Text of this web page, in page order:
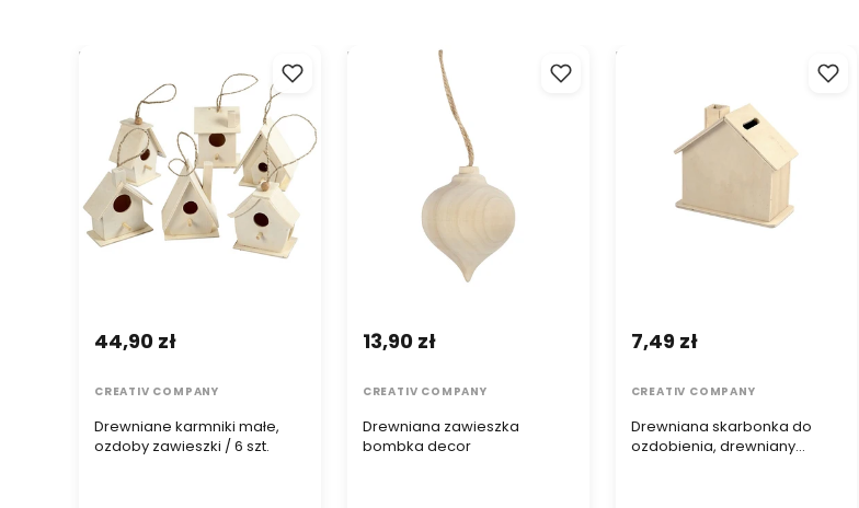
Drewniane karmniki małe,
ozdoby zawieszki / 6 szt.
Drewniane karmniki małe,
ozdoby zawieszki / 6 szt.
44,90 zł
CREATIV COMPANY
Drewniana zawieszka bombka
Drewniana zawieszka
bombka decor
13,90 zł
CREATIV COMPANY
Drewniana skarbonka do
ozdobienia, drewniany domek
Drewniana skarbonka do
ozdobienia, drewniany
7,49 zł
CREATIV COMPANY